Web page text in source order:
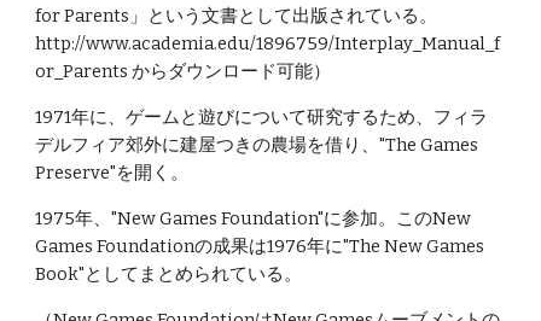
for Parents」という文書として出版されている。
http://www.academia.edu/1896759/Interplay_Manual_f
or_Parents からダウンロード可能）
1971年に、ゲームと遊びについて研究するため、フィラ
デルフィア郊外に建屋つきの農場を借り、"The Games
Preserve"を開く。
1975年、"New Games Foundation"に参加。このNew
Games Foundationの成果は1976年に"The New Games
Book"としてまとめられている。